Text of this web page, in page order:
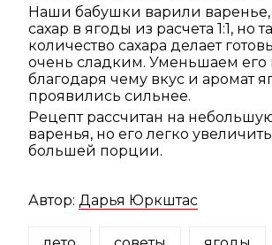
Наши бабушки варили варенье,
сахар в ягоды из расчета 1:1, но
количество сахара делает
очень сладким. Уменьшаем его
благодаря чему вкус и аромат
проявились сильнее.
Рецепт рассчитан на
варенья, но его легко
большей порции.
Автор: Дарья Юркштас